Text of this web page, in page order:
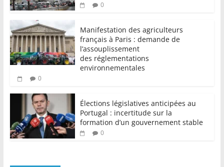
0
Manifestation des agriculteurs
français à Paris : demande de
l’assouplissement
des réglementations
environnementales
0
Élections législatives anticipées au
Portugal : incertitude sur la
formation d’un gouvernement stable
0